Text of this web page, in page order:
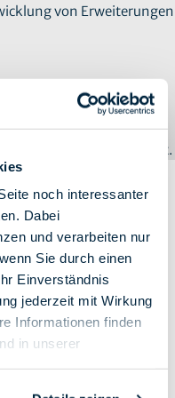
noch interessanter
Dabei
und verarbeiten nur
Sie durch einen
Einverständnis
jederzeit mit Wirkung
Informationen finden
in unserer
von Erweiterungen
wir im Tenant fünf
identifiziert und migriert.
Workflows und
Planung
sollten:
betroffene Workflows
, um Komplexität
Automate